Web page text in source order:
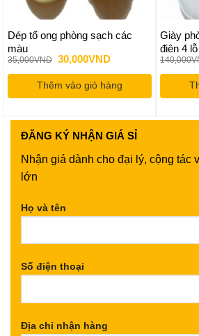
Dép tổ ong phòng sạch các
màu
35,000VND Giá
gốc
là:
35,000VND.
30,000VNDGiá
tại
là:
30,000VND.
Thêm vào giỏ hàng
Giày
điện 4
140,000
ĐĂNG KÝ NHẬN GIÁ SỈ
Nhận giá dành cho đại lý, cộng tác
lớn
Họ và tên
Số điện thoại
Địa chỉ nhận hàng